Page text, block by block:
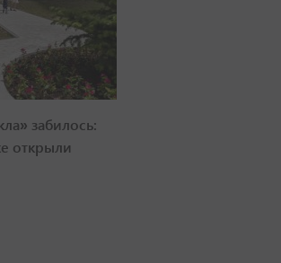
забилось:
открыли